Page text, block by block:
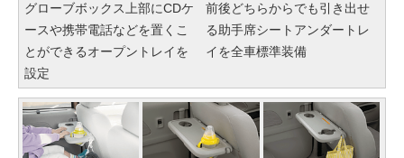
グローブボックス上部にCDケ
ースや携帯電話などを置くこ
とができるオープントレイを
設定
前後どちらからでも引き出せ
る助手席シートアンダートレ
イを全車標準装備